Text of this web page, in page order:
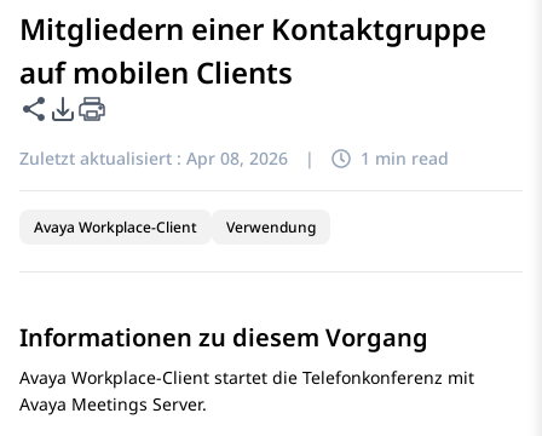
Mitgliedern einer Kontaktgruppe
auf mobilen Clients
Diese Seite teilen
PDF-Exportoptionen
Zuletzt aktualisiert : Apr 08, 2026 | 1 min read
Avaya Workplace-Client Verwendung
Informationen zu diesem Vorgang
Avaya Workplace-Client startet die Telefonkonferenz mit
Avaya Meetings Server.